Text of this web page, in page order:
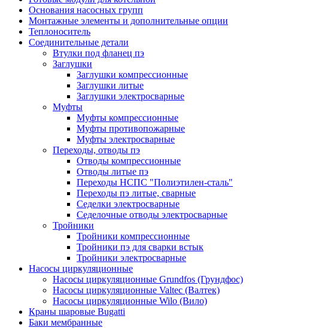
Основания насосных групп
Монтажные элементы и дополнительные опции
Теплоноситель
Соединительные детали
Втулки под фланец пэ
Заглушки
Заглушки компрессионные
Заглушки литые
Заглушки электросварные
Муфты
Муфты компрессионные
Муфты противопожарные
Муфты электросварные
Переходы, отводы пэ
Отводы компрессионные
Отводы литые пэ
Переходы НСПС "Полиэтилен-сталь"
Переходы пэ литые, сварные
Седелки электросварные
Седелочные отводы электросварные
Тройники
Тройники компрессионные
Тройники пэ для сварки встык
Тройники электросварные
Насосы циркуляционные
Насосы циркуляционные Grundfos (Грундфос)
Насосы циркуляционные Valtec (Валтек)
Насосы циркуляционные Wilo (Вило)
Краны шаровые Bugatti
Баки мембранные